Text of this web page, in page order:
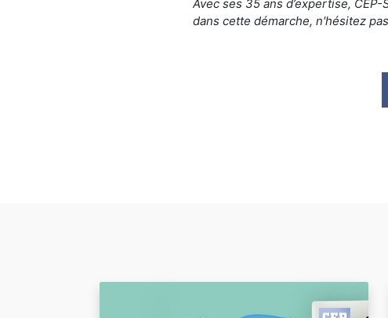
Avec ses 35 ans d’expertise,
dans cette démarche, n'hésitez